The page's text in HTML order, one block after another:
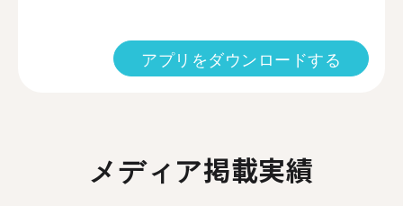
アプリをダウンロードする
メディア掲載実績